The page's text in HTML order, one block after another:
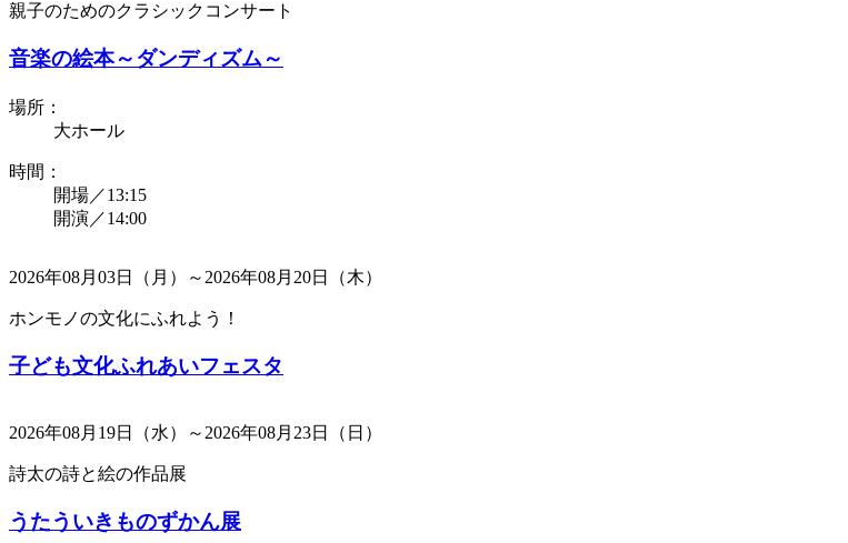
親子のためのクラシックコンサート
音楽の絵本～ダンディズム～
場所：
大ホール
時間：
開場／13:15
開演／14:00
2026年08月03日（月）～2026年08月20日（木）
ホンモノの文化にふれよう！
子ども文化ふれあいフェスタ
2026年08月19日（水）～2026年08月23日（日）
詩太の詩と絵の作品展
うたういきものずかん展